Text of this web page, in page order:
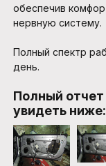
обеспечив
нервную систему.
Полный спектр
день.
Полный
увидеть ниже: